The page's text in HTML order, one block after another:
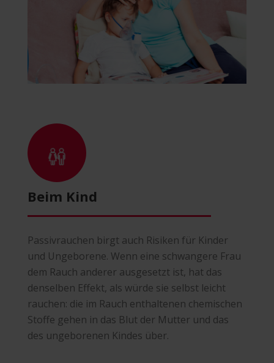
Beim Kind
Passivrauchen birgt auch Risiken für Kinder
und Ungeborene. Wenn eine schwangere Frau
dem Rauch anderer ausgesetzt ist, hat das
denselben Effekt, als würde sie selbst leicht
rauchen: die im Rauch enthaltenen chemischen
Stoffe gehen in das Blut der Mutter und das
des ungeborenen Kindes über.